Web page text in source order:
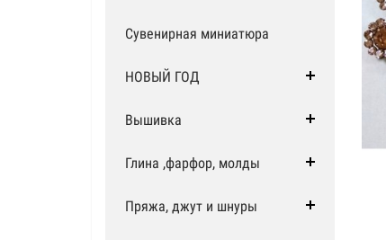
Сувенирная миниатюра
НОВЫЙ ГОД
Вышивка
Глина ,фарфор, молды
Пряжа, джут и шнуры